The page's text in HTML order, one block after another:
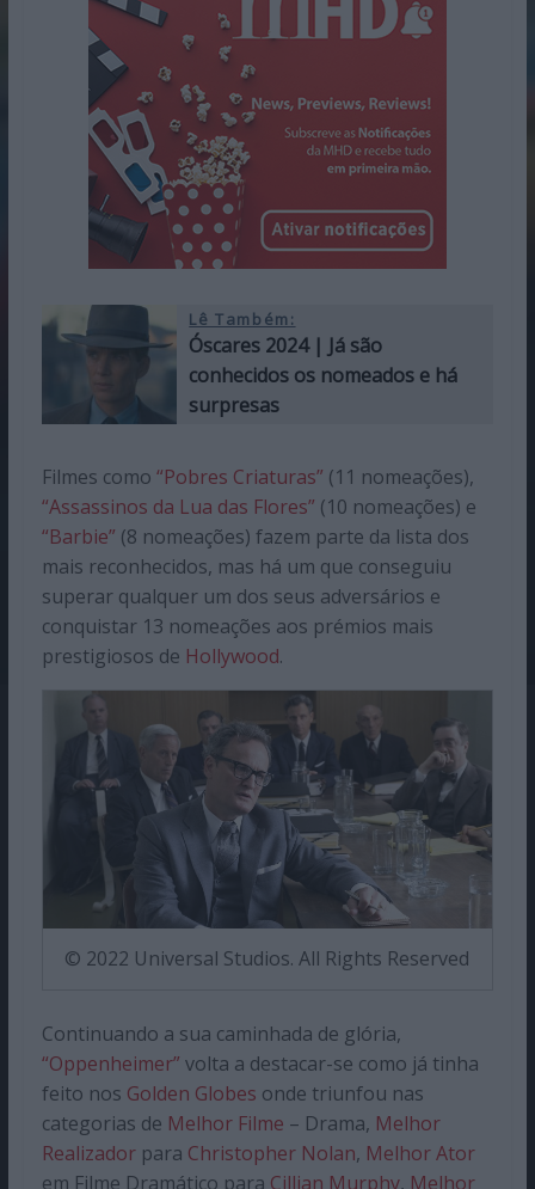
Lê Também:
Óscares 2024 | Já são
conhecidos os nomeados e há
surpresas
Filmes como “Pobres Criaturas” (11 nomeações),
“Assassinos da Lua das Flores” (10 nomeações) e
“Barbie” (8 nomeações) fazem parte da lista dos
mais reconhecidos, mas há um que conseguiu
superar qualquer um dos seus adversários e
conquistar 13 nomeações aos prémios mais
prestigiosos de Hollywood.
© 2022 Universal Studios. All Rights Reserved
Continuando a sua caminhada de glória,
“Oppenheimer” volta a destacar-se como já tinha
feito nos Golden Globes onde triunfou nas
categorias de Melhor Filme – Drama, Melhor
Realizadorpara Christopher Nolan, Melhor Ator
em Filme Dramático para Cillian Murphy, Melhor